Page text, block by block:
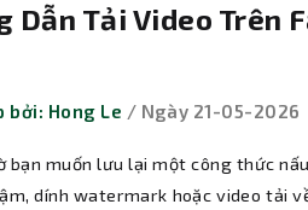
Dẫn Tải Video Trên
bởi: Hong Le / Ngày 21-05-2026
bạn muốn lưu lại một công thức
dính watermark hoặc video tải